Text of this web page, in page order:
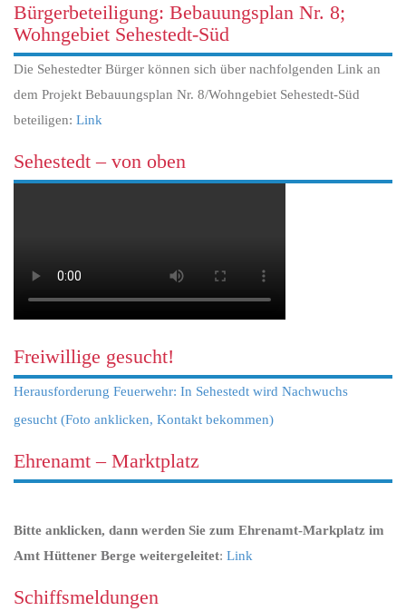
Bürgerbeteiligung: Bebauungsplan Nr. 8;
Wohngebiet Sehestedt-Süd
Die Sehestedter Bürger können sich über nachfolgenden Link an
dem Projekt Bebauungsplan Nr. 8/Wohngebiet Sehestedt-Süd
beteiligen: Link
Sehestedt – von oben
Freiwillige gesucht!
Herausforderung Feuerwehr: In Sehestedt wird Nachwuchs
gesucht (Foto anklicken, Kontakt bekommen)
Ehrenamt – Marktplatz
Bitte anklicken, dann werden Sie zum Ehrenamt-Markplatz im
Amt Hüttener Berge weitergeleitet: Link
Schiffsmeldungen